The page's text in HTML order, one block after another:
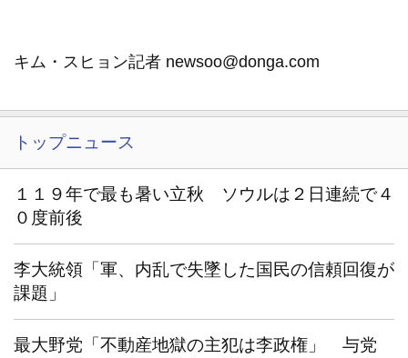
キム・スヒョン記者 newsoo@donga.com
トップニュース
１１９年で最も暑い立秋 ソウルは２日連続で４
０度前後
李大統領「軍、内乱で失墜した国民の信頼回復が
課題」
最大野党「不動産地獄の主犯は李政権」 与党